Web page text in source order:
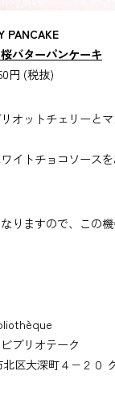
PANCAKE
バターパンケーキ
円 (税抜)
オットチェリーと
イトチョコソース
りますので、この
ブリオテーク
北区大深町４−２０